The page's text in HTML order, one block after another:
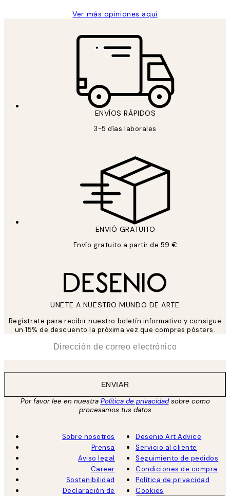
Ver más opiniones aquí
ENVÍOS RÁPIDOS
3-5 días laborales
ENVIÓ GRATUITO
Envío gratuito a partir de 59 €
UNETE A NUESTRO MUNDO DE ARTE
Regístrate para recibir nuestro boletín informativo y consigue
un 15% de descuento la próxima vez que compres pósters.
ENVIAR
Por favor lee en nuestra Política de privacidadsobre como
procesamos tus datos
Sobre nosotros
Prensa
Aviso legal
Career
Sostenibilidad
Declaración de
Desenio Art Advice
Servicio al cliente
Seguimiento de pedidos
Condiciones de compra
Política de privacidad
Cookies